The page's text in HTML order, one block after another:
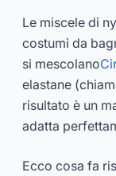
Le miscele di
costumi da
si mescolano
elastane
risultato è un
adatta
Ecco cosa fa